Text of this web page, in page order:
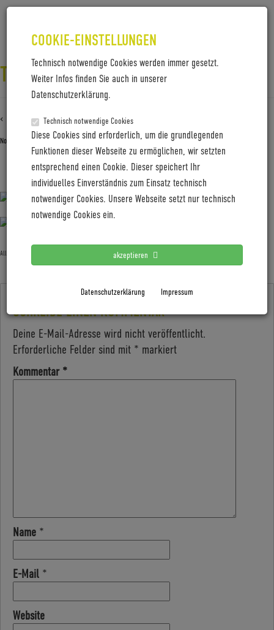
COOKIE-EINSTELLUNGEN
Technisch notwendige Cookies werden immer gesetzt.
Weiter Infos finden Sie auch in unserer
Datenschutzerklärung.
Technisch notwendige Cookies
Diese Cookies sind erforderlich, um die grundlegenden
Funktionen dieser Webseite zu ermöglichen, wir setzten
entsprechend einen Cookie. Dieser speichert Ihr
individuelles Einverständnis zum Einsatz technisch
notwendiger Cookies. Unsere Webseite setzt nur technisch
notwendige Cookies ein.
akzeptieren
Datenschutzerklärung Impressum
TRELOCK_U6_01_RGB
‹ Zurück zuTrelock_U6_01_RGB
November 20, 2019 Gabi Jung —No Comments
Trelock_U6_01_RGB
Allgemein
SCHREIBE EINEN KOMMENTAR
Deine E-Mail-Adresse wird nicht veröffentlicht.
Erforderliche Felder sind mit * markiert
Kommentar *
Name *
E-Mail *
Website